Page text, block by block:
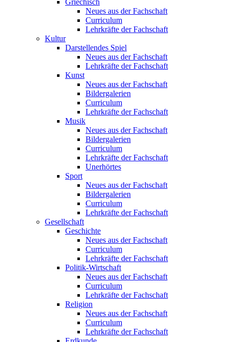
Griechisch
Neues aus der Fachschaft
Curriculum
Lehrkräfte der Fachschaft
Kultur
Darstellendes Spiel
Neues aus der Fachschaft
Lehrkräfte der Fachschaft
Kunst
Neues aus der Fachschaft
Bildergalerien
Curriculum
Lehrkräfte der Fachschaft
Musik
Neues aus der Fachschaft
Bildergalerien
Curriculum
Lehrkräfte der Fachschaft
Unerhörtes
Sport
Neues aus der Fachschaft
Bildergalerien
Curriculum
Lehrkräfte der Fachschaft
Gesellschaft
Geschichte
Neues aus der Fachschaft
Curriculum
Lehrkräfte der Fachschaft
Politik-Wirtschaft
Neues aus der Fachschaft
Curriculum
Lehrkräfte der Fachschaft
Religion
Neues aus der Fachschaft
Curriculum
Lehrkräfte der Fachschaft